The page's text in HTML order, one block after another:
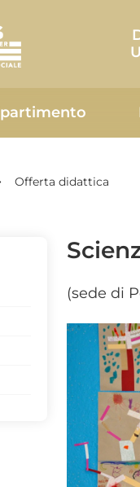
Offerta didattica
(sede di